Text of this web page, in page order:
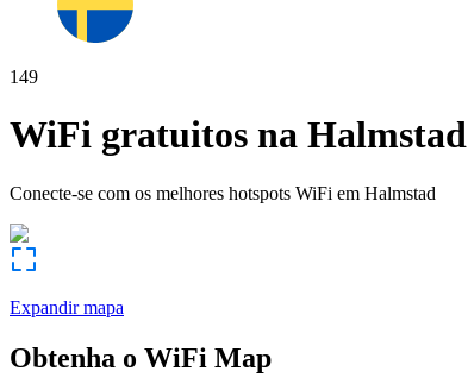
149
WiFi gratuitos na Halmstad
Conecte-se com os melhores hotspots WiFi em Halmstad
Expandir mapa
Obtenha o WiFi Map